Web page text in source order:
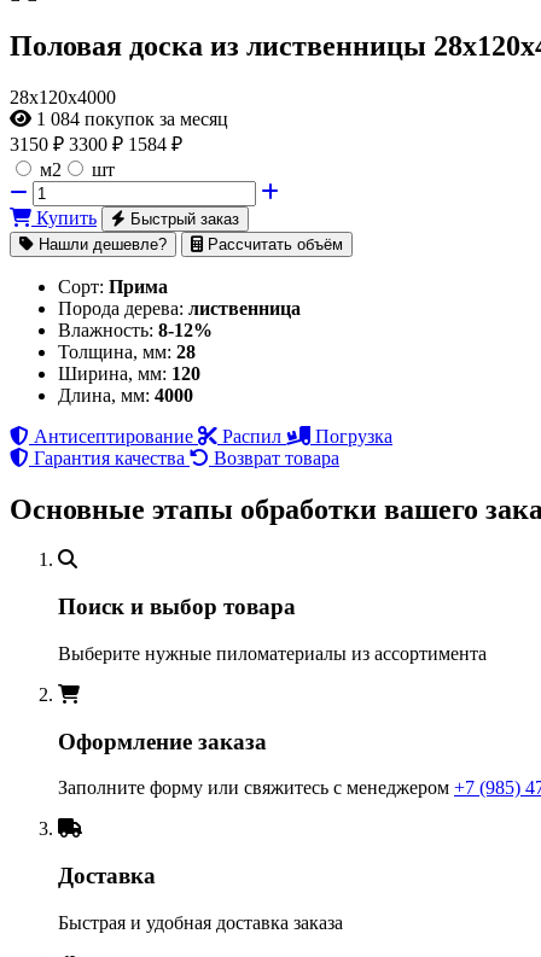
Половая доска из лиственницы
28х120х4000
1 084 покупок за месяц
3150 ₽ 3300 ₽ 1584 ₽
м2
шт
Купить
Быстрый заказ
Нашли дешевле?
Рассчитать объём
Сорт: Прима
Порода дерева: лиственница
Влажность: 8-12%
Толщина, мм: 28
Ширина, мм: 120
Длина, мм: 4000
Антисептирование
Распил
Погрузка
Гарантия качества
Возврат товара
Основные этапы обработки вашего
Поиск и выбор товара
Выберите нужные пиломатериалы из ассортимента
Оформление заказа
Заполните форму или свяжитесь с менеджером +7 (985)
Доставка
Быстрая и удобная доставка заказа